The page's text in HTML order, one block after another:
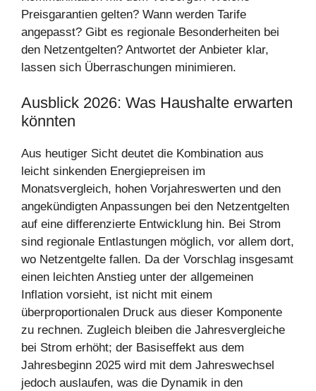
Preisgarantien gelten? Wann werden Tarife
angepasst? Gibt es regionale Besonderheiten bei
den Netzentgelten? Antwortet der Anbieter klar,
lassen sich Überraschungen minimieren.
Ausblick 2026: Was Haushalte erwarten
könnten
Aus heutiger Sicht deutet die Kombination aus
leicht sinkenden Energiepreisen im
Monatsvergleich, hohen Vorjahreswerten und den
angekündigten Anpassungen bei den Netzentgelten
auf eine differenzierte Entwicklung hin. Bei Strom
sind regionale Entlastungen möglich, vor allem dort,
wo Netzentgelte fallen. Da der Vorschlag insgesamt
einen leichten Anstieg unter der allgemeinen
Inflation vorsieht, ist nicht mit einem
überproportionalen Druck aus dieser Komponente
zu rechnen. Zugleich bleiben die Jahresvergleiche
bei Strom erhöht; der Basiseffekt aus dem
Jahresbeginn 2025 wird mit dem Jahreswechsel
jedoch auslaufen, was die Dynamik in den